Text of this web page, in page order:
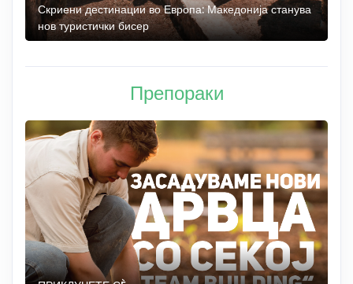
Скриени дестинации во Европа: Македонија станува
нов туристички бисер
Препораки